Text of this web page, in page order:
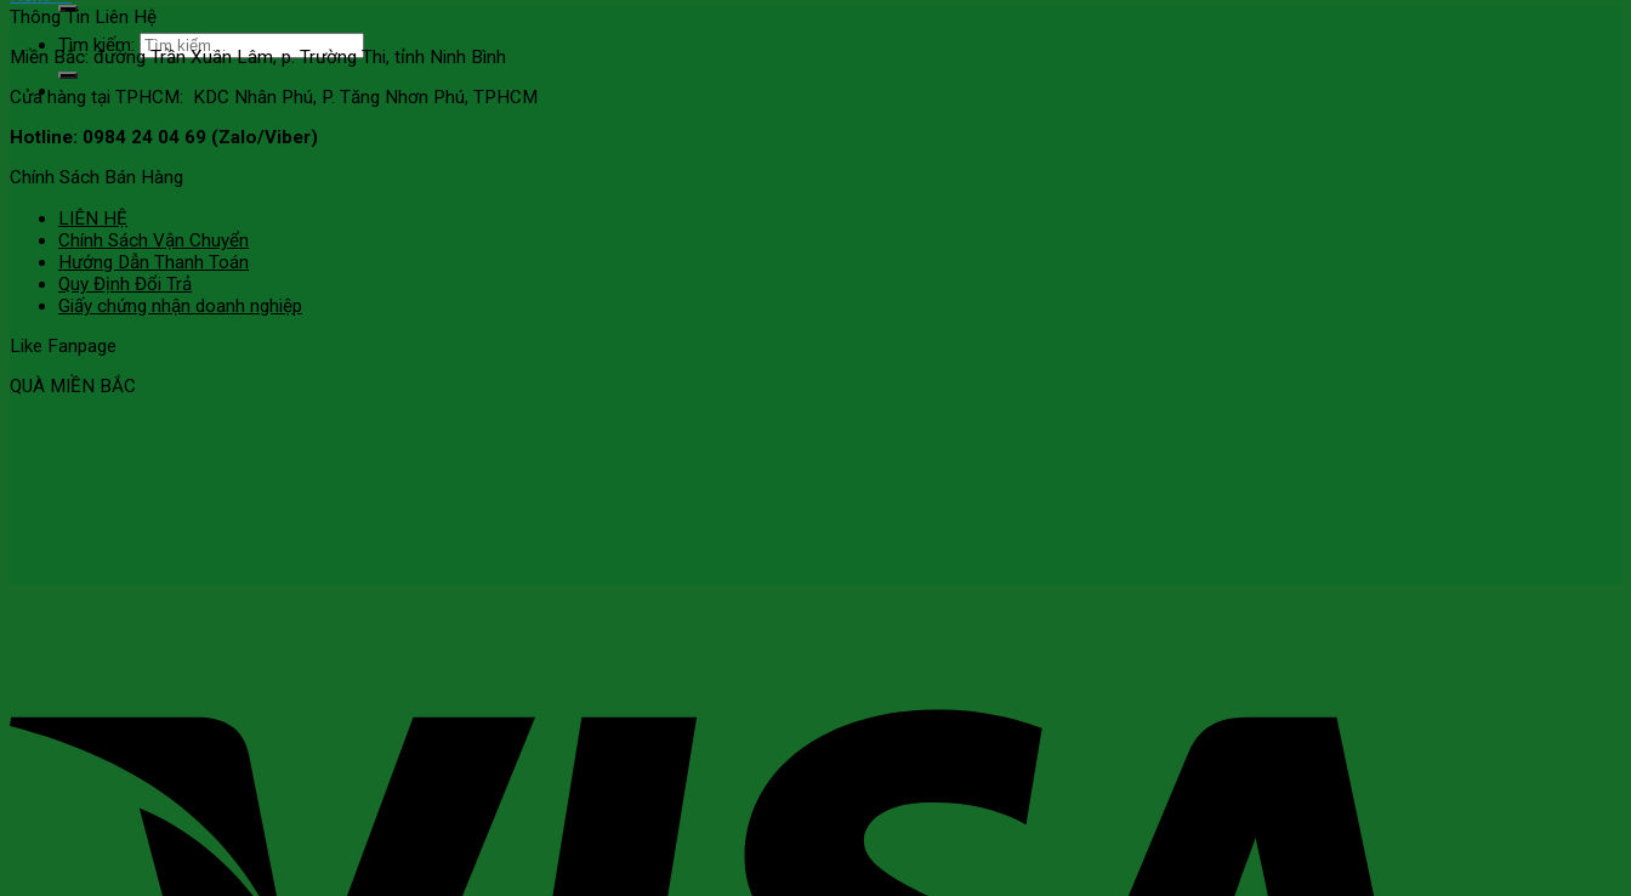
Tìm kiếm:
Thông Tin Liên Hệ
Miền Bắc: đường Trần Xuân Lâm, p. Trường Thi, tỉnh Ninh Bình
Cửa hàng tại TPHCM: KDC Nhân Phú, P. Tăng Nhơn Phú, TPHCM
Hotline: 0984 24 04 69 (Zalo/Viber)
Chính Sách Bán Hàng
LIÊN HỆ
Chính Sách Vận Chuyển
Hướng Dẫn Thanh Toán
Quy Định Đổi Trả
Giấy chứng nhận doanh nghiệp
Like Fanpage
QUÀ MIỀN BẮC